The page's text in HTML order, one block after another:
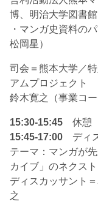
博、明治大学図書
・マンガ史資料の
松岡星）
司会＝熊本大学／
アムプロジェクト
鈴木寛之（事業コー
15:30-15:45 休憩
15:45-17:00 ディ
テーマ：マンガが
カイブ」のネクス
ディスカッサント
之